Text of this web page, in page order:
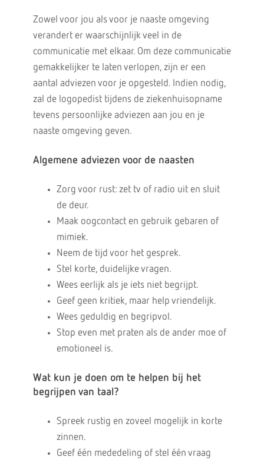
Zowel voor jou als voor je naaste omgeving
verandert er waarschijnlijk veel in de
communicatie met elkaar. Om deze communicatie
gemakkelijker te laten verlopen, zijn er een
aantal adviezen voor je opgesteld. Indien nodig,
zal de logopedist tijdens de ziekenhuisopname
tevens persoonlijke adviezen aan jou en je
naaste omgeving geven.
Algemene adviezen voor de naasten
Zorg voor rust: zet tv of radio uit en sluit
de deur.
Maak oogcontact en gebruik gebaren of
mimiek.
Neem de tijd voor het gesprek.
Stel korte, duidelijke vragen.
Wees eerlijk als je iets niet begrijpt.
Geef geen kritiek, maar help vriendelijk.
Wees geduldig en begripvol.
Stop even met praten als de ander moe of
emotioneel is.
Wat kun je doen om te helpen bij het
begrijpen van taal?
Spreek rustig en zoveel mogelijk in korte
zinnen.
Geef één mededeling of stel één vraag